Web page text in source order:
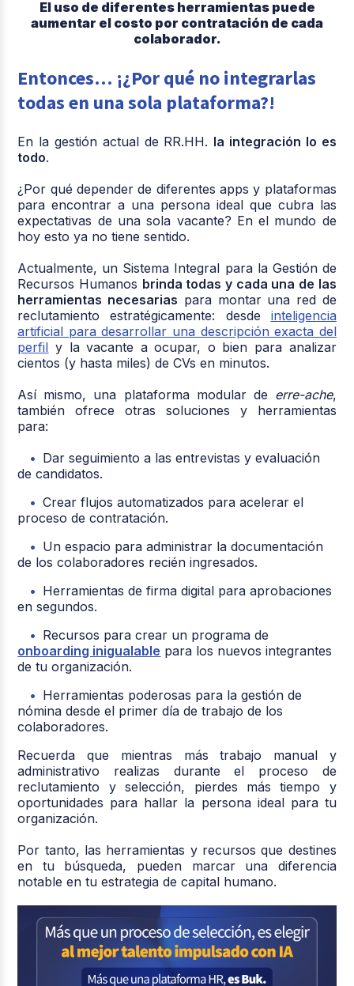
El uso de diferentes herramientas puede
aumentar el costo por contratación de cada
colaborador.
Entonces… ¡¿Por qué no integrarlas
todas en una sola plataforma?!
En la gestión actual de RR.HH. la integración lo es
todo.
¿Por qué depender de diferentes apps y plataformas
para encontrar a una persona ideal que cubra las
expectativas de una sola vacante? En el mundo de
hoy esto ya no tiene sentido.
Actualmente, un Sistema Integral para la Gestión de
Recursos Humanos brinda todas y cada una de las
herramientas necesarias para montar una red de
reclutamiento estratégicamente: desde inteligencia
artificial para desarrollar una descripción exacta del
perfil y la vacante a ocupar, o bien para analizar
cientos (y hasta miles) de CVs en minutos.
Así mismo, una plataforma modular de erre-ache,
también ofrece otras soluciones y herramientas
para:
Dar seguimiento a las entrevistas y evaluación
de candidatos.
Crear flujos automatizados para acelerar el
proceso de contratación.
Un espacio para administrar la documentación
de los colaboradores recién ingresados.
Herramientas de firma digital para aprobaciones
en segundos.
Recursos para crear un programa de
onboarding inigualable para los nuevos integrantes
de tu organización.
Herramientas poderosas para la gestión de
nómina desde el primer día de trabajo de los
colaboradores.
Recuerda que mientras más trabajo manual y
administrativo realizas durante el proceso de
reclutamiento y selección, pierdes más tiempo y
oportunidades para hallar la persona ideal para tu
organización.
Por tanto, las herramientas y recursos que destines
en tu búsqueda, pueden marcar una diferencia
notable en tu estrategia de capital humano.